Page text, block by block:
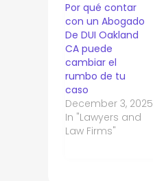
Por qué contar
con un Abogado
De DUI Oakland
CA puede
cambiar el
rumbo de tu
caso
December 3, 2025
In "Lawyers and
Law Firms"